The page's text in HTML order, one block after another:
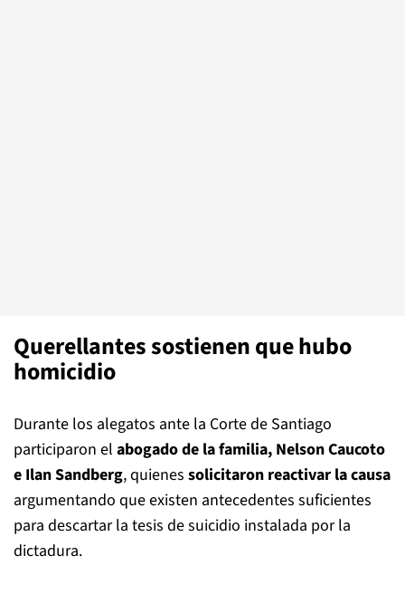
Querellantes sostienen que hubo
homicidio
Durante los alegatos ante la Corte de Santiago
participaron el abogado de la familia, Nelson Caucoto
e Ilan Sandberg, quienes solicitaron reactivar la causa
argumentando que existen antecedentes suficientes
para descartar la tesis de suicidio instalada por la
dictadura.